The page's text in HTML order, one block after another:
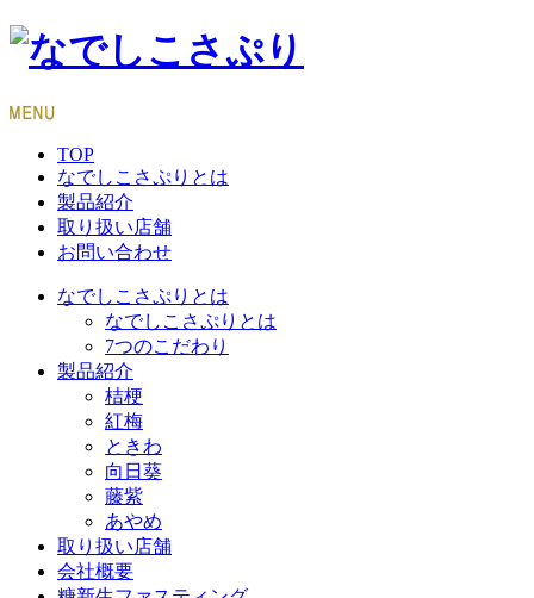
TOP
なでしこさぷりとは
製品紹介
取り扱い店舗
お問い合わせ
なでしこさぷりとは
なでしこさぷりとは
7つのこだわり
製品紹介
桔梗
紅梅
ときわ
向日葵
藤紫
あやめ
取り扱い店舗
会社概要